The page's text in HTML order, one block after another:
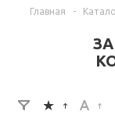
Главная -